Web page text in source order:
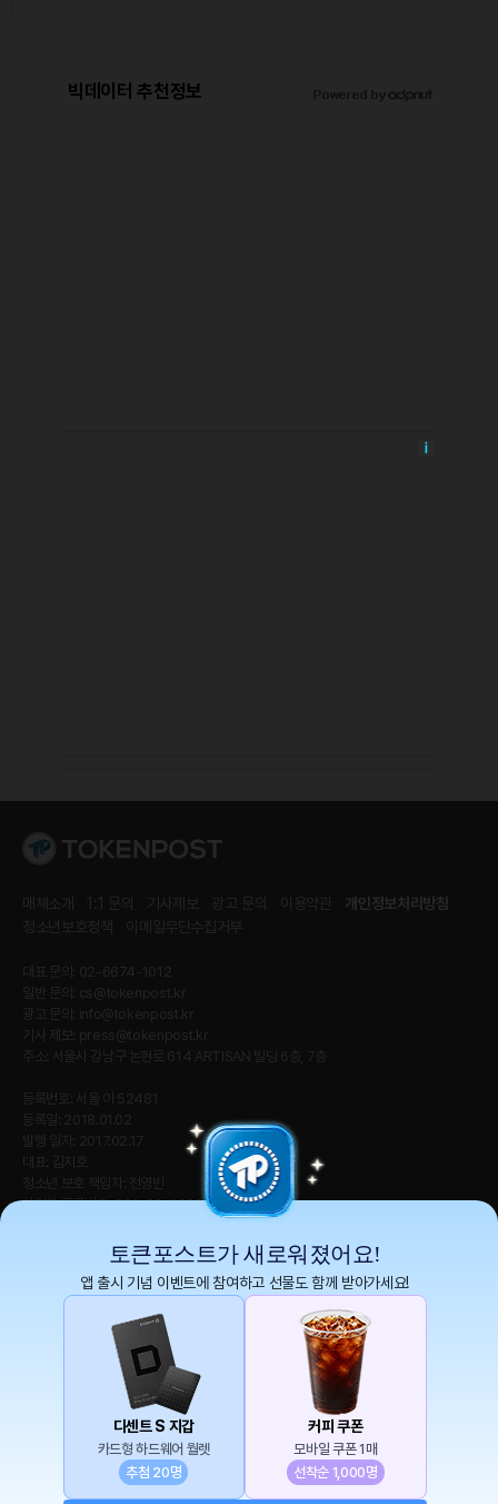
빅데이터 추천정보
매체소개 기사제보 광고 문의 이용약관
개인정보처리방침
청소년보호정책
이메일무단수집거부
대표 문의: 02-6674-1012
일반 문의: cs@tokenpost.kr
광고 문의:
info@tokenpost.kr
기사 제보: press@tokenpost.kr
주소: 서울시 강남구 논현로 614 ARTISAN 빌딩 6층, 7층
등록번호: 서울 아 52481
등록일: 2018.01.02
발행 일자: 2017.02.17
대표: 김지호
청소년 보호 책임자: 전영빈
사업자 등록번호: 232-88-00885
직업정보제공사업신고번호 : J1204020230009
토큰포스트(tokenpost)의 모든 컨텐츠는 저작권 법의 보호를 받는 바, 무단 전재, 복
Copyright ⓒ 2026 토큰포스트. All Rights Reserved.
토큰포스트가 새로워졌어요!
앱 출시 기념 이벤트에 참여하고 선물도 함께 받아가세요!
디센트 S 지갑
카드형 하드웨어 월렛
추첨 20명
커피 쿠폰
모바일 쿠폰 1매
선착순 1,000명